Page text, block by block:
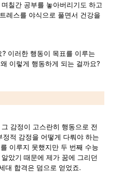
칠간 공부를 놓아버리기도 하고
레스를 야식으로 풀면서 건강을
이러한 행동이 목표를 이루는
이렇게 행동하게 되는 걸까요?
감정이 고스란히 행동으로 전
적 감정을 어떻게 다뤄야 하는
이루지 못했지만 두 번째 수능
았기 때문에 제가 꿈에 그리던
대 합격은 덤으로 얻었죠.